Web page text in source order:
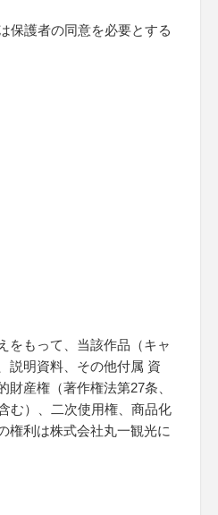
保護者の同意を必要とする
をもって、当該作品（キャ
説明資料、その他付属 資
財産権（著作権法第27条、
む）、二次使用権、商品化
権利は株式会社丸一観光に